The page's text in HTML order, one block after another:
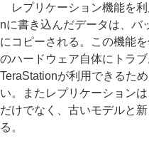
レプリケーション機能を
nに書き込んだデータは、バ
にコピーされる。この機能
のハードウェア自体にトラ
TeraStationが利用できるた
い。またレプリケーション
だけでなく、古いモデルと
る。